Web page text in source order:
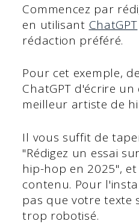
Commencez par
en utilisant ChatGPT
rédaction préféré.
Pour cet exemple,
ChatGPT d'écrire un
meilleur artiste de
Il vous suffit de
"Rédigez un essai
hip-hop en 2025",
contenu. Pour
pas que votre texte
trop robotisé.